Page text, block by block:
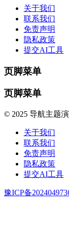
关于我们
联系我们
免责声明
隐私政策
提交AI工具
页脚菜单
页脚菜单
© 2025 导航主题
关于我们
联系我们
免责声明
隐私政策
提交AI工具
豫ICP备